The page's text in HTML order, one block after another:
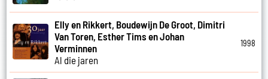
Elly en Rikkert, Boudewijn De Groot, Dimitri
Van Toren, Esther Tims en Johan
Verminnen
Al die jaren
1998